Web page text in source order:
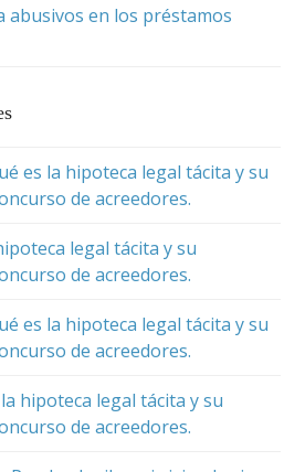
abusivos en los préstamos
es la hipoteca legal tácita y su
de acreedores.
legal tácita y su
de acreedores.
es la hipoteca legal tácita y su
de acreedores.
hipoteca legal tácita y su
de acreedores.